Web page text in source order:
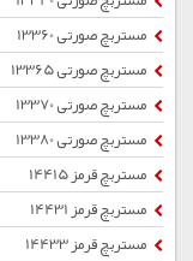
مستربچ صورتی 13360
مستربچ صورتی 13365
مستربچ صورتی 13370
مستربچ صورتی 13380
مستربچ قرمز 14415
مستربچ قرمز 14431
مستربچ قرمز 14433